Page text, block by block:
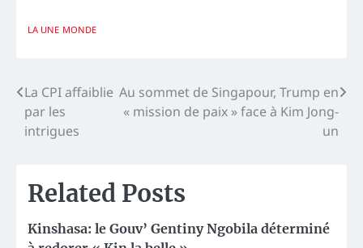
LA UNE MONDE
Navigation
de
La CPI affaiblie
par les
intrigues
Au sommet de Singapour, Trump en
« mission de paix » face à Kim Jong-
un
Related Posts
Kinshasa: le Gouv’ Gentiny Ngobila déterminé